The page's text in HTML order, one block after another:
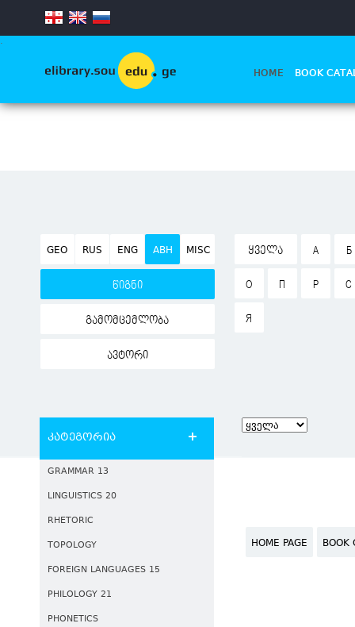
.
HOME BOOK
GEO RUS ENG ABH MISC
წიგნი
გამომცემლობა
ავტორი
ᲧᲕᲔᲚᲐ А Б
О П Р С
Я
კატეგორია
GRAMMAR 13
LINGUISTICS 20
RHETORIC
TOPOLOGY
FOREIGN LANGUAGES 15
PHILOLOGY 21
PHONETICS
HOME PAGE BOOK